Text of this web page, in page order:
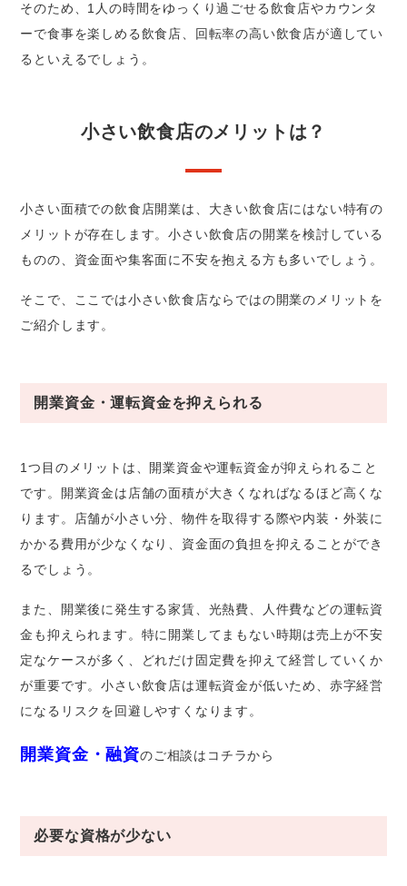
そのため、1人の時間をゆっくり過ごせる飲食店やカウンタ
ーで食事を楽しめる飲食店、回転率の高い飲食店が適してい
るといえるでしょう。
小さい飲食店のメリットは？
小さい面積での飲食店開業は、大きい飲食店にはない特有の
メリットが存在します。小さい飲食店の開業を検討している
ものの、資金面や集客面に不安を抱える方も多いでしょう。
そこで、ここでは小さい飲食店ならではの開業のメリットを
ご紹介します。
開業資金・運転資金を抑えられる
1つ目のメリットは、開業資金や運転資金が抑えられること
です。開業資金は店舗の面積が大きくなればなるほど高くな
ります。店舗が小さい分、物件を取得する際や内装・外装に
かかる費用が少なくなり、資金面の負担を抑えることができ
るでしょう。
また、開業後に発生する家賃、光熱費、人件費などの運転資
金も抑えられます。特に開業してまもない時期は売上が不安
定なケースが多く、どれだけ固定費を抑えて経営していくか
が重要です。小さい飲食店は運転資金が低いため、赤字経営
になるリスクを回避しやすくなります。
開業資金・融資のご相談はコチラから
必要な資格が少ない